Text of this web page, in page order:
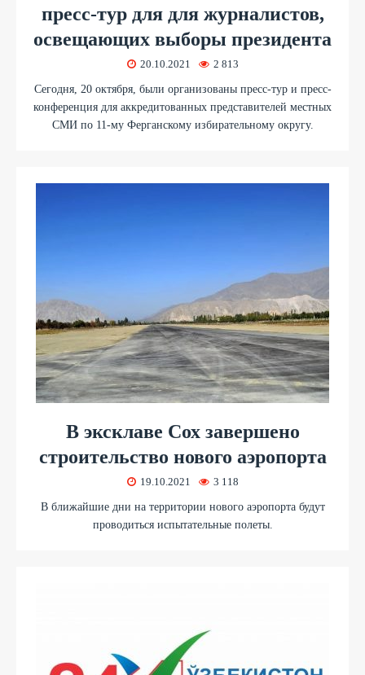
пресс-тур для для журналистов,
освещающих выборы президента
20.10.2021 2 813
Сегодня, 20 октября, были организованы пресс-тур и пресс-
конференция для аккредитованных представителей местных
СМИ по 11-му Ферганскому избирательному округу.
В эксклаве Сох завершено
строительство нового аэропорта
19.10.2021 3 118
В ближайшие дни на территории нового аэропорта будут
проводиться испытательные полеты.